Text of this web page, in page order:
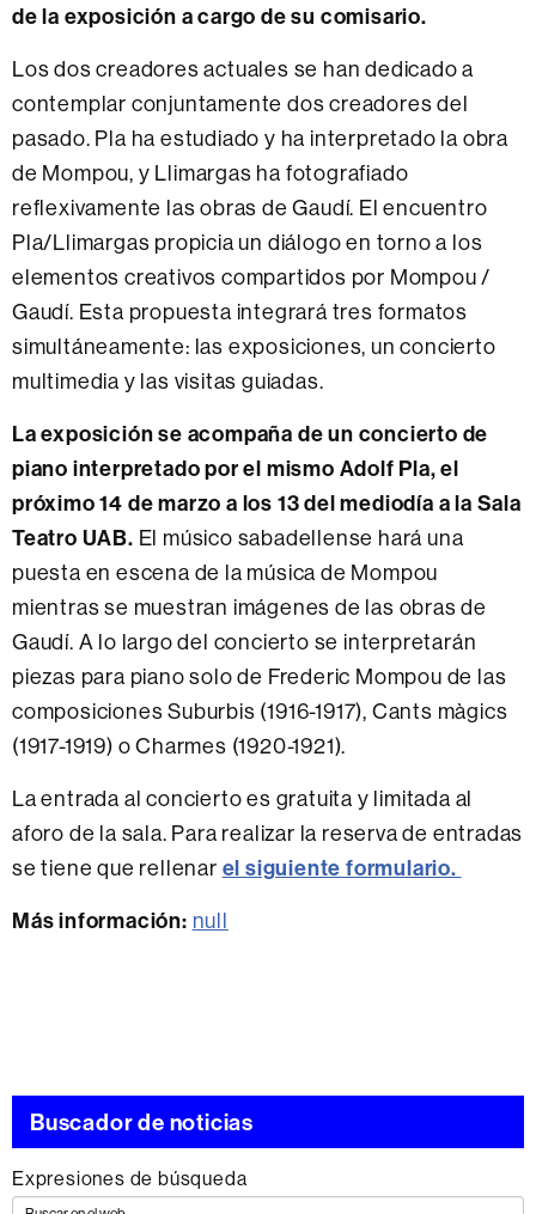
de la exposición a cargo de su comisario.
Los dos creadores actuales se han dedicado a
contemplar conjuntamente dos creadores del
pasado. Pla ha estudiado y ha interpretado la obra
de Mompou, y Llimargas ha fotografiado
reflexivamente las obras de Gaudí. El encuentro
Pla/Llimargas propicia un diálogo en torno a los
elementos creativos compartidos por Mompou /
Gaudí. Esta propuesta integrará tres formatos
simultáneamente: las exposiciones, un concierto
multimedia y las visitas guiadas.
La exposición se acompaña de un concierto de
piano interpretado por el mismo Adolf Pla, el
próximo 14 de marzo a los 13 del mediodía a la Sala
Teatro UAB. El músico sabadellense hará una
puesta en escena de la música de Mompou
mientras se muestran imágenes de las obras de
Gaudí. A lo largo del concierto se interpretarán
piezas para piano solo de Frederic Mompou de las
composiciones Suburbis (1916-1917), Cants màgics
(1917-1919) o Charmes (1920-1921).
La entrada al concierto es gratuita y limitada al
aforo de la sala. Para realizar la reserva de entradas
se tiene que rellenar el siguiente formulario.
Más información: null
Buscador de noticias
Expresiones de búsqueda